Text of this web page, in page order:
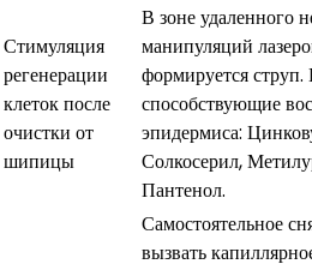
Стимуляция
регенерации
клеток после
очистки от
шипицы
В зоне удаленного
манипуляций
формируется
способствующие
эпидермиса:
Солкосерил,
Пантенол.
Самостоятельное
вызвать